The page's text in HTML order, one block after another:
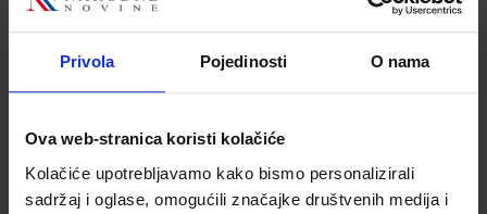
Privola Pojedinosti O nama
Ova web-stranica koristi kolačiće
Kolačiće upotrebljavamo kako bismo personalizirali
sadržaj i oglase, omogućili značajke društvenih medija i